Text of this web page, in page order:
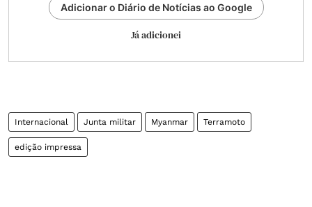
Adicionar o Diário de Notícias ao Google
Já adicionei
Internacional Junta militar Myanmar Terramoto
edição impressa